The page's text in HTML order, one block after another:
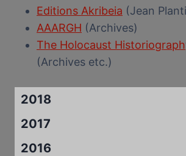
Editions Akribeia (Jean
AAARGH (Archives)
The Holocaust
(Archives etc.)
2018
2017
2016